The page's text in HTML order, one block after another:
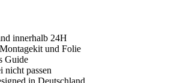
innerhalb 24H
und Folie
Guide
nicht passen
in Deutschland